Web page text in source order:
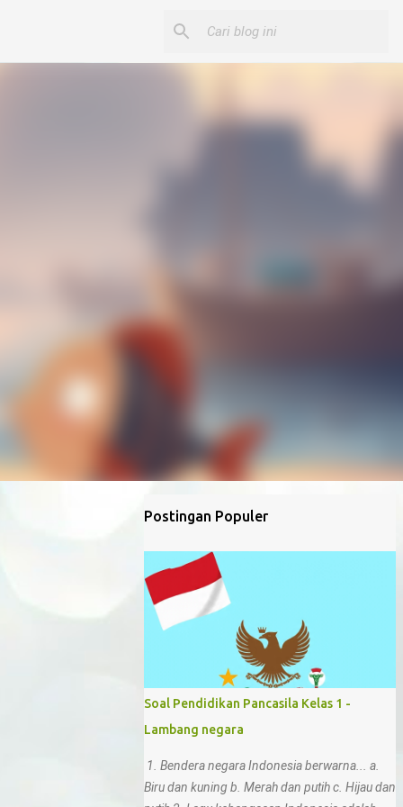
Postingan Populer
Soal Pendidikan Pancasila Kelas 1 -
Lambang negara
1. Bendera negara Indonesia berwarna... a.
Biru dan kuning b. Merah dan putih c. Hijau dan